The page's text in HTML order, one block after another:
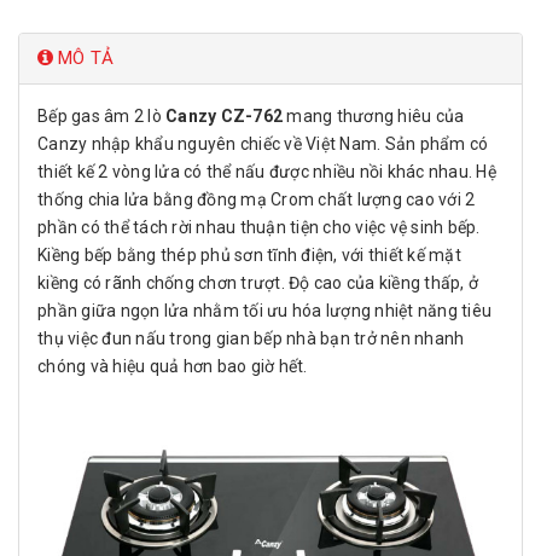
MÔ TẢ
Bếp gas âm 2 lò Canzy CZ-762mang thương hiêu của
Canzy nhập khẩu nguyên chiếc về Việt Nam. Sản phẩm có
thiết kế 2 vòng lửa có thể nấu được nhiều nồi khác nhau. Hệ
thống chia lửa bằng đồng mạ Crom chất lượng cao với 2
phần có thể tách rời nhau thuận tiện cho việc vệ sinh bếp.
Kiềng bếp bằng thép phủ sơn tĩnh điện, với thiết kế mặt
kiềng có rãnh chống chơn trượt. Độ cao của kiềng thấp, ở
phần giữa ngọn lửa nhằm tối ưu hóa lượng nhiệt năng tiêu
thụ việc đun nấu trong gian bếp nhà bạn trở nên nhanh
chóng và hiệu quả hơn bao giờ hết.